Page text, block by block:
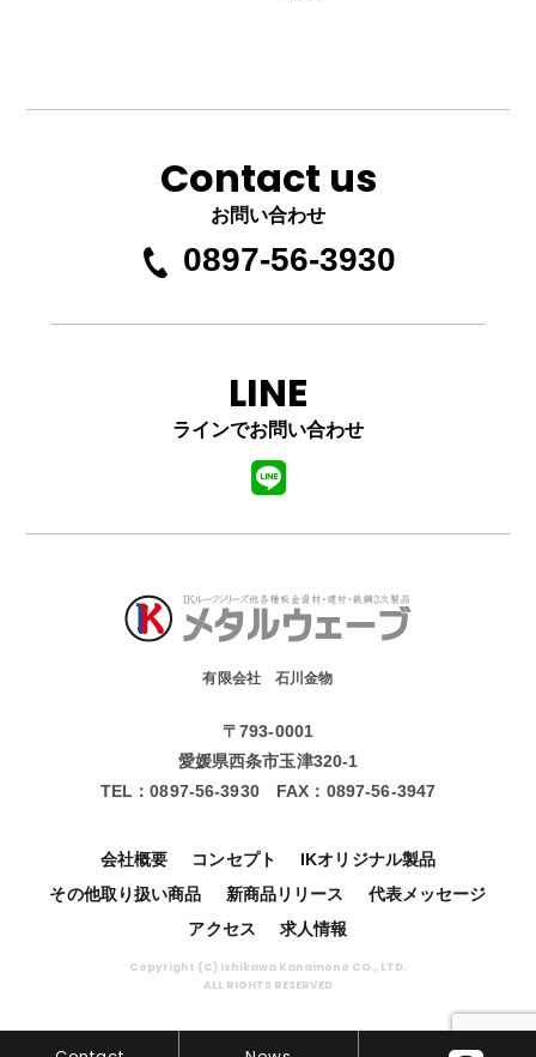
Contact us
お問い合わせ
0897-56-3930
LINE
ラインでお問い合わせ
有限会社 石川金物
〒793-0001
愛媛県西条市玉津320-1
TEL：0897-56-3930FAX： 0897-56-3947
会社概要 コンセプト
IKオリジナル製品
その他取り扱い商品
新商品リリース
代表メッセージ
アクセス
求人情報
Copyright (C) Ishikawa Kanamono CO., LTD.
ALL RIGHTS RESERVED